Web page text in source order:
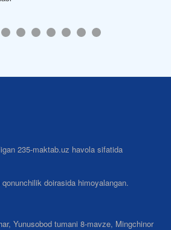
235-maktab.uz havola sifatida
doirasida himoyalangan.
Yunusobod tumani 8-mavze, Mingchinor